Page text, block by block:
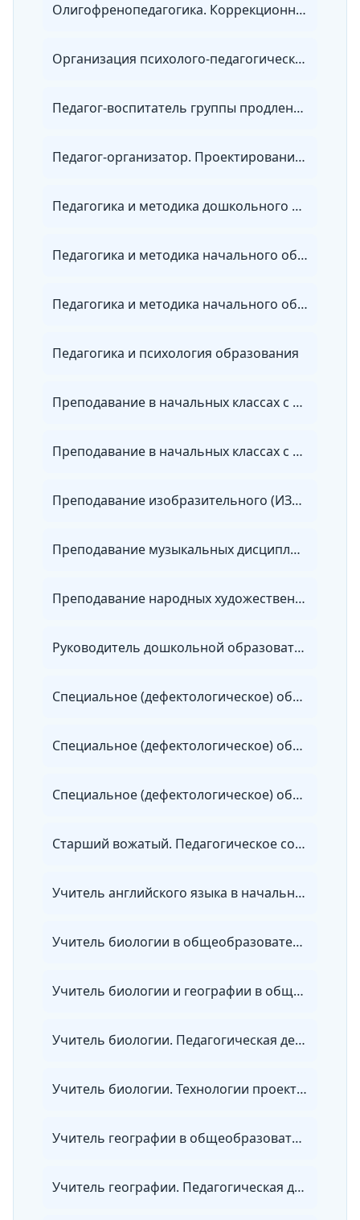
Олигофренопедагогика. Коррекционно-развивающее обучение детей с нарушениями интеллекта в условиях реализации ФГОС
Организация психолого-педагогических условий развития и поддержки одаренных детей в современном образовательном пространстве
Педагог-воспитатель группы продленного дня. Проектирование и реализация учебно-воспитательной деятельности в рамках ФГОС
Педагог-организатор. Проектирование и реализация социально-педагогической деятельности в рамках ФГОС
Педагогика и методика дошкольного образования с дополнительной подготовкой в области детской психологии
Педагогика и методика начального образования в рамках реализации ФГОС
Педагогика и методика начального общего и дошкольного образования
Педагогика и психология образования
Преподавание в начальных классах с дополнительной подготовкой в области методики обучения предмету «Математика» с учетом требований ФГОС ООО
Преподавание в начальных классах с дополнительной подготовкой в области методики обучения предмету «Русский язык» с учетом требований ФГОС ООО
Преподавание изобразительного (ИЗО) и декоративно-прикладного искусства (ДПИ) в дополнительном и общем образовании с учетом требований ФГОС
Преподавание музыкальных дисциплин в организациях дополнительного и общего образования с учетом требований ФГТ и ФГОС
Преподавание народных художественных промыслов в дополнительном и общем образовании
Руководитель дошкольной образовательной организации. Менеджмент в сфере дошкольного образования в условиях реализации ФГОС ДО
Специальное (дефектологическое) образование по направлению «Работа с обучающимися с нарушениями речи и коммуникации»
Специальное (дефектологическое) образование по направлению «Работа с обучающимися с умственной отсталостью (интеллектуальными нарушениями), с тяжелыми и множественными нарушениями развития». Олигофренопедагогика и олигофренопсихология
Специальное (дефектологическое) образование по профилю «Учитель-дефектолог» с дополнительной специализацией в области детской нейропсихологии
Старший вожатый. Педагогическое сопровождение общественных объединений (лагерь)
Учитель английского языка в начальной школе
Учитель биологии в общеобразовательных организациях, организациях СПО и в репетиторской деятельности
Учитель биологии и географии в общеобразовательных организациях, организациях СПО и в репетиторской деятельности
Учитель биологии. Педагогическая деятельность по проектированию и реализации образовательного процесса в соответствии с ФГОС
Учитель биологии. Технологии проектирования и реализации учебного процесса в основной и средней школе с учетом требований ФГОС
Учитель географии в общеобразовательных организациях, организациях СПО и в репетиторской деятельности
Учитель географии. Педагогическая деятельность по проектированию и реализации образовательного процесса в соответствии с ФГОС